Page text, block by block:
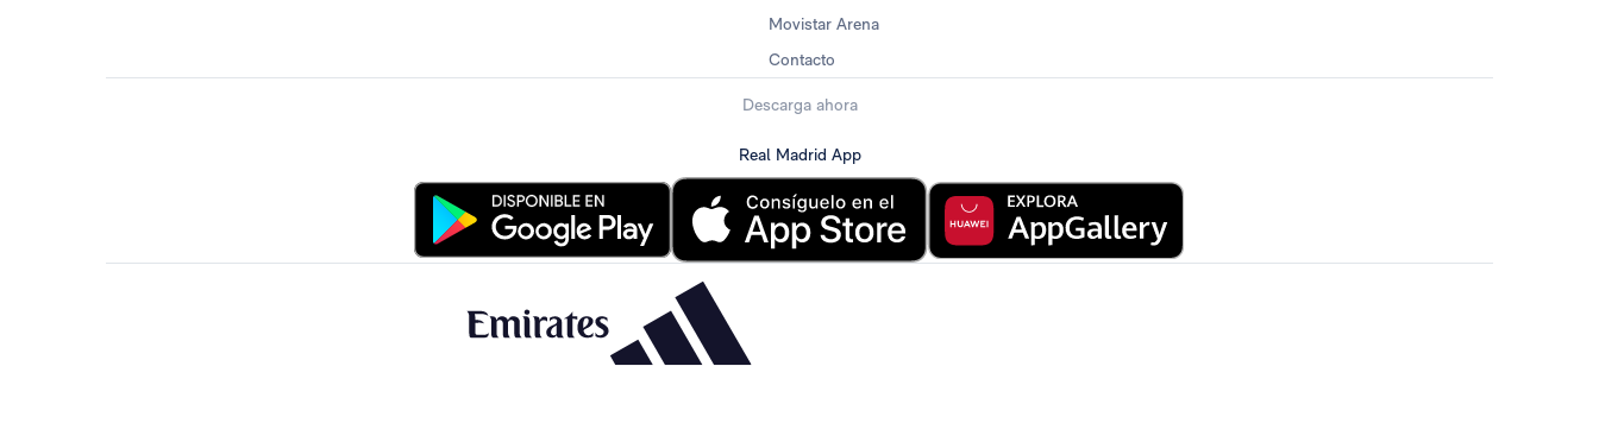
Movistar Arena
Contacto
Descarga ahora
Real Madrid App